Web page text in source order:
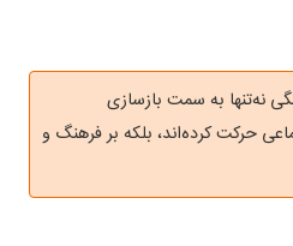
نه‌تنها به سمت بازسازی
حرکت کرده‌اند، بلکه بر فرهنگ و